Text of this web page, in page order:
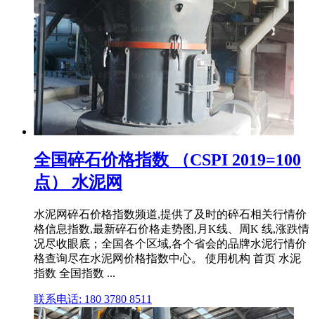
全国碎石价格指数 （CSPI 2019=100
点） 水泥网
水泥网碎石价格指数频道,提供了及时的碎石相关行情价
格信息指数,最新碎石价格走势图,月K线、周K 线,涨跌情
况尽收眼底；全国各个区域,各个省会的品牌水泥行情价
格查询尽在水泥网价格指数中心。 使用机构 首页 水泥
指数 全国指数 ...
联系电话: 180 3780 8511